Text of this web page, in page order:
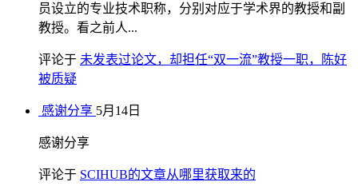
员设立的专业技术职称，分别对应于学术界的教授和副
教授。看之前人...
评论于 未发表过论文，却担任“双一流”教授一职，陈好
被质疑
感谢分享 5月14日
感谢分享
评论于 SCIHUB的文章从哪里获取来的